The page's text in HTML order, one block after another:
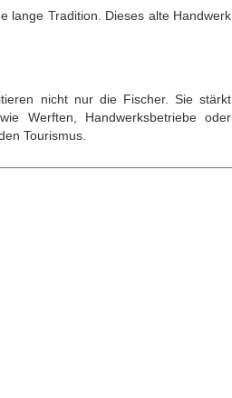
lange Tradition. Dieses alte Handwerk
nicht nur die Fischer. Sie stärkt
Werften, Handwerksbetriebe oder
Tourismus.